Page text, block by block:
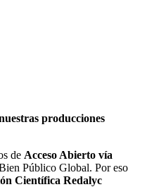
producciones
de Acceso Abierto vía
Público Global. Por eso
Científica Redalyc